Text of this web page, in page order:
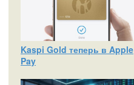
Kaspi Gold теперь в Apple
Pay